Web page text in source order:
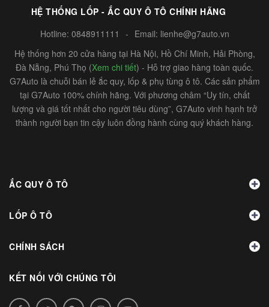
HỆ THỐNG LỐP - ẮC QUY Ô TÔ CHÍNH HÃNG
Hotline: 0848911111 - Email: lienhe@g7auto.vn
Hệ thống hơn 20 cửa hàng tại Hà Nội, Hồ Chí Minh, Hải Phòng,
Đà Nẵng, Phú Thọ (Xem chi tiết) - Hỗ trợ giao hàng toàn quốc.
G7Auto là chuỗi bán lẻ ắc quy, lốp & phụ tùng ô tô. Các sản phẩm
tại G7Auto 100% chính hãng. Với phương châm “Uy tín, chất
lượng và giá tốt nhất cho người tiêu dùng”, G7Auto vinh hạnh trở
thành người bạn tin cậy luôn đồng hành cùng quý khách hàng.
ẮC QUY Ô TÔ
LỐP Ô TÔ
CHÍNH SÁCH
KẾT NỐI VỚI CHÚNG TÔI